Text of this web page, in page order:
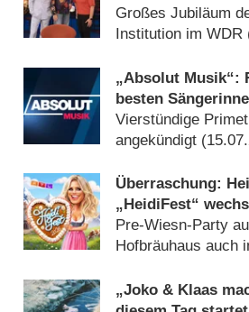
Rückblicken
Großes Jubiläum
Institution im WDR
„Absolut Musik“:
besten
aller Zeiten
Vierstündige
angekündigt
Überraschung:
„HeidiFest“
Pre-Wiesn-Party
Hofbräuhaus auch
„Joko & Klaas